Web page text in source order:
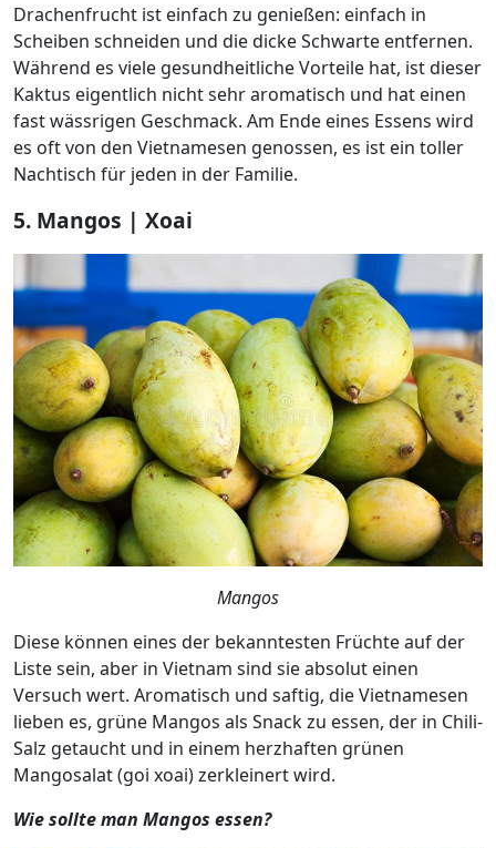
Drachenfrucht ist einfach zu genießen: einfach in
Scheiben schneiden und die dicke Schwarte entfernen.
Während es viele gesundheitliche Vorteile hat, ist dieser
Kaktus eigentlich nicht sehr aromatisch und hat einen
fast wässrigen Geschmack. Am Ende eines Essens wird
es oft von den Vietnamesen genossen, es ist ein toller
Nachtisch für jeden in der Familie.
5. Mangos | Xoai
Mangos
Diese können eines der bekanntesten Früchte auf der
Liste sein, aber in Vietnam sind sie absolut einen
Versuch wert. Aromatisch und saftig, die Vietnamesen
lieben es, grüne Mangos als Snack zu essen, der in Chili-
Salz getaucht und in einem herzhaften grünen
Mangosalat (goi xoai) zerkleinert wird.
Wie sollte man Mangos essen?